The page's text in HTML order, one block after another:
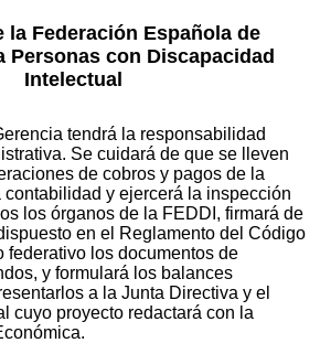
la Federación Española de
Personas con Discapacidad
Intelectual
tendrá la responsabilidad
Se cuidará de que se lleven
de cobros y pagos de la
contabilidad y ejercerá la inspección
los órganos de la FEDDI, firmará de
en el Reglamento del Código
federativo los documentos de
y formulará los balances
a la Junta Directiva y el
cuyo proyecto redactará con la